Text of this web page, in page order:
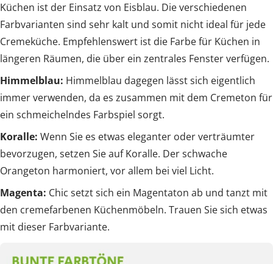
Küchen ist der Einsatz von Eisblau. Die verschiedenen
Farbvarianten sind sehr kalt und somit nicht ideal für jede
Cremeküche. Empfehlenswert ist die Farbe für Küchen in
längeren Räumen, die über ein zentrales Fenster verfügen.
Himmelblau: Himmelblau dagegen lässt sich eigentlich
immer verwenden, da es zusammen mit dem Cremeton für
ein schmeichelndes Farbspiel sorgt.
Koralle: Wenn Sie es etwas eleganter oder verträumter
bevorzugen, setzen Sie auf Koralle. Der schwache
Orangeton harmoniert, vor allem bei viel Licht.
Magenta: Chic setzt sich ein Magentaton ab und tanzt mit
den cremefarbenen Küchenmöbeln. Trauen Sie sich etwas
mit dieser Farbvariante.